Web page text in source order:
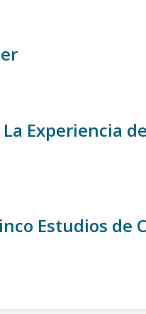
Experiencia
Estudios de